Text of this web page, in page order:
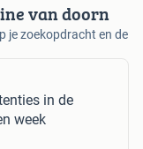
van doorn
je zoekopdracht en de
in de
week